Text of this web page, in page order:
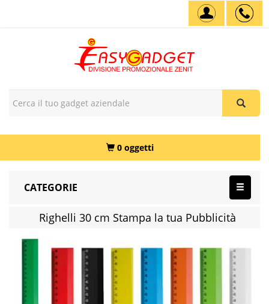
0 oggetti
CATEGORIE
Righelli 30 cm Stampa la tua Pubblicità